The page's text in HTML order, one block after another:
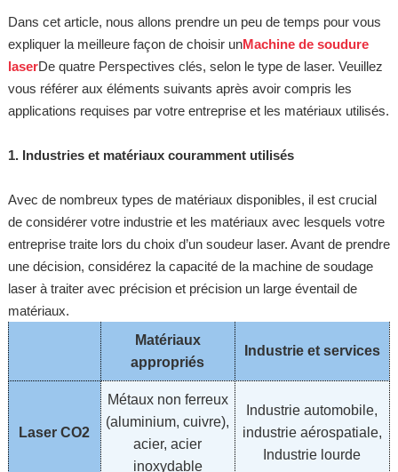
Dans cet article, nous allons prendre un peu de temps pour vous
expliquer la meilleure façon de choisir unMachine de soudure
laserDe quatre Perspectives clés, selon le type de laser. Veuillez
vous référer aux éléments suivants après avoir compris les
applications requises par votre entreprise et les matériaux utilisés.
1. Industries et matériaux couramment utilisés
Avec de nombreux types de matériaux disponibles, il est crucial
de considérer votre industrie et les matériaux avec lesquels votre
entreprise traite lors du choix d’un soudeur laser. Avant de prendre
une décision, considérez la capacité de la machine de soudage
laser à traiter avec précision et précision un large éventail de
matériaux.
Matériaux
appropriés
Industrie et services
Laser CO2
Métaux non ferreux
(aluminium, cuivre),
acier, acier
inoxydable
Industrie automobile,
industrie aérospatiale,
Industrie lourde